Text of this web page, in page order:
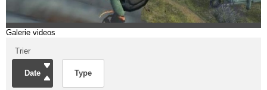
Galerie videos
Trier
Date Type